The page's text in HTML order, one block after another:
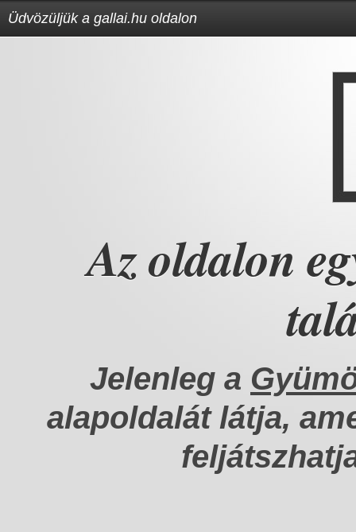
Üdvözüljük a gallai.hu oldalon
Az oldalon
Jelenleg a
alapoldalát látja,